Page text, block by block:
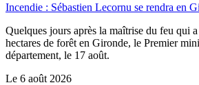
Incendie : Sébastien Lecornu se rendra en
Quelques jours après la maîtrise du feu qui
hectares de forêt en Gironde, le Premier
département, le 17 août.
Le 6 août 2026